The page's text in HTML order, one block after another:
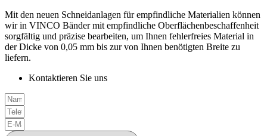
Mit den neuen Schneidanlagen für empfindliche Materialien können
wir in VINCO Bänder mit empfindliche Oberflächenbeschaffenheit
sorgfältig und präzise bearbeiten, um Ihnen fehlerfreies Material in
der Dicke von 0,05 mm bis zur von Ihnen benötigten Breite zu
liefern.
Kontaktieren Sie uns